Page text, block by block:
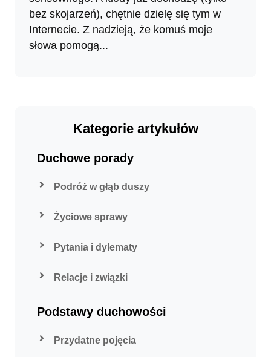
bez skojarzeń), chętnie dzielę się tym w
Internecie. Z nadzieją, że komuś moje
słowa pomogą...
Kategorie artykułów
Duchowe porady
Podróż w głąb duszy
Życiowe sprawy
Pytania i dylematy
Relacje i związki
Podstawy duchowości
Przydatne pojęcia